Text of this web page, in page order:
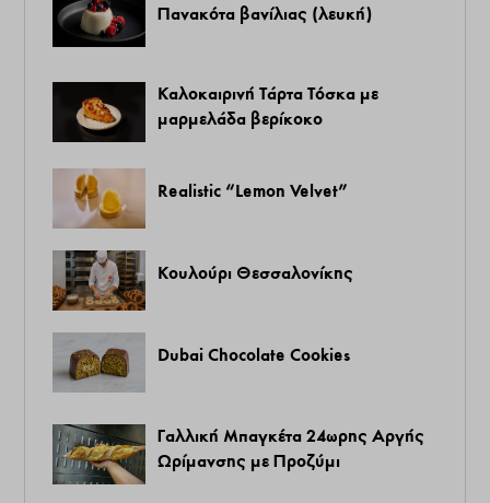
Πανακότα βανίλιας (λευκή)
Καλοκαιρινή Τάρτα Τόσκα με
μαρμελάδα βερίκοκο
Realistic “Lemon Velvet”
Κουλούρι Θεσσαλονίκης
Dubai Chocolate Cookies
Γαλλική Μπαγκέτα 24ωρης Αργής
Ωρίμανσης με Προζύμι